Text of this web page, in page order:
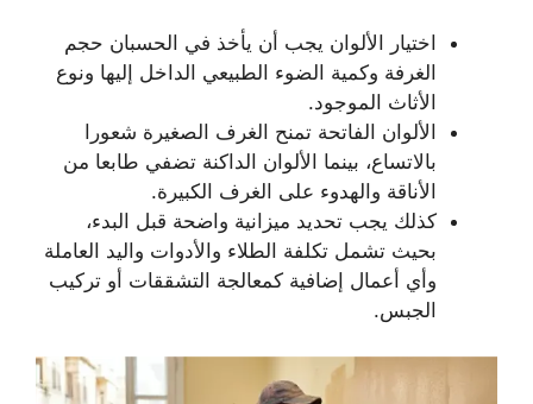
اختيار الألوان يجب أن يأخذ في الحسبان حجم
الغرفة وكمية الضوء الطبيعي الداخل إليها ونوع
الأثاث الموجود.
الألوان الفاتحة تمنح الغرف الصغيرة شعورا
بالاتساع، بينما الألوان الداكنة تضفي طابعا من
الأناقة والهدوء على الغرف الكبيرة.
كذلك يجب تحديد ميزانية واضحة قبل البدء،
بحيث تشمل تكلفة الطلاء والأدوات واليد العاملة
وأي أعمال إضافية كمعالجة التشققات أو تركيب
الجبس.